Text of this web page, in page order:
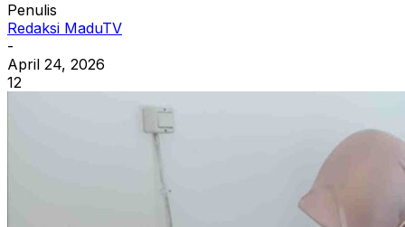
Penulis
Redaksi MaduTV
-
April 24, 2026
12